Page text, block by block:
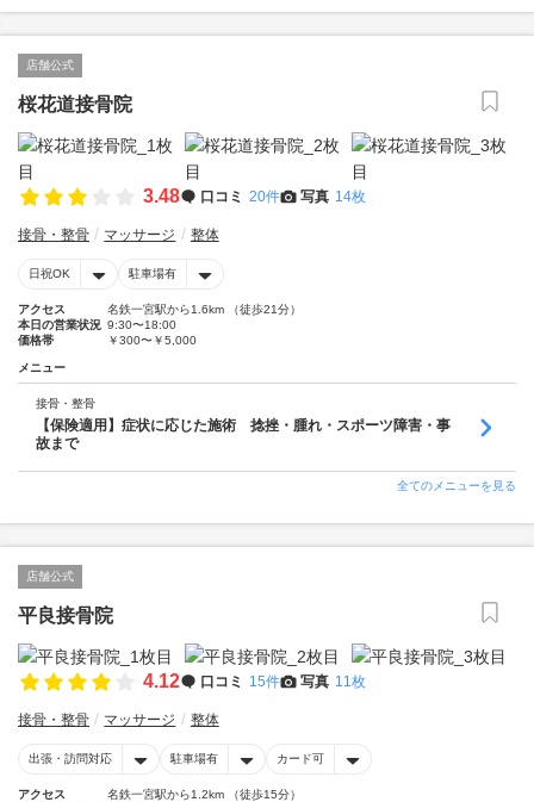
店舗公式
桜花道接骨院
3.48 口コミ 20件 写真 14枚
接骨・整骨 マッサージ 整体
日祝OK 駐車場有
アクセス
名鉄一宮駅から1.6km （徒歩21分）
本日の営業状況 9:30〜18:00
価格帯
￥300〜￥5,000
メニュー
接骨・整骨
【保険適用】症状に応じた施術 捻挫・腫れ・スポーツ障害・事
故まで
全てのメニューを見る
店舗公式
平良接骨院
4.12 口コミ 15件 写真 11枚
接骨・整骨 マッサージ 整体
出張・訪問対応 駐車場有 カード可
アクセス
名鉄一宮駅から1.2km （徒歩15分）